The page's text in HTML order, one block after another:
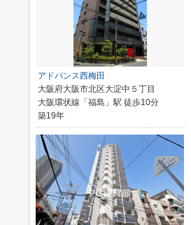
アドバンス西梅田
大阪府大阪市北区大淀中５丁目
大阪環状線「福島」駅 徒歩10分
築19年